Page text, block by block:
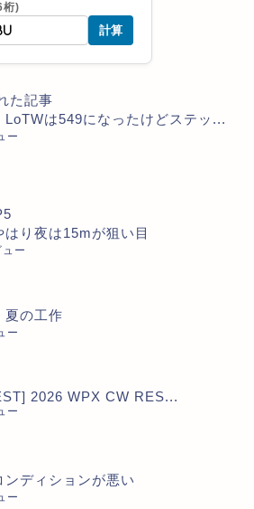
桁)
計算
た記事
は549になったけどステッ...
ー
り夜は15mが狙い目
ー
夏の工作
ー
2026 WPX CW RES...
ー
ディションが悪い
ー